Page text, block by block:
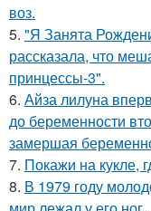
воз.
5. "Я Занята
рассказала, что
принцессы-3".
6. Айза лилуна
до беременности
замершая
7. Покажи на кукле,
8. В 1979 году